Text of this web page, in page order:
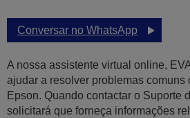
Conversar no WhatsApp
A nossa assistente virtual online,
ajudar a resolver problemas comuns
Epson. Quando contactar o Suporte
solicitará que forneça informações